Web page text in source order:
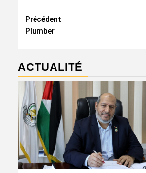
Navigation
d’article
Précédent
Plumber
ACTUALITÉ